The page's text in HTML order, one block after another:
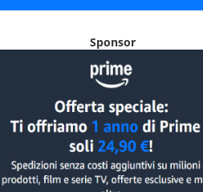
Sponsor